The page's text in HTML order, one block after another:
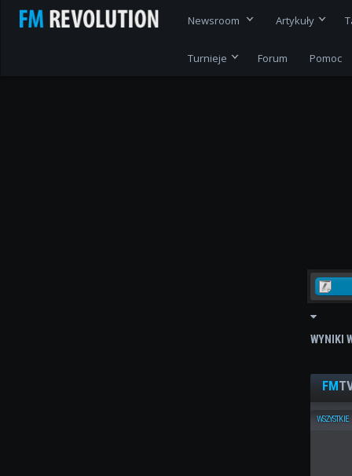
Newsroom Artykuły
Turnieje Forum Pomoc
WYNIKI
FM
WSZYSTKIE